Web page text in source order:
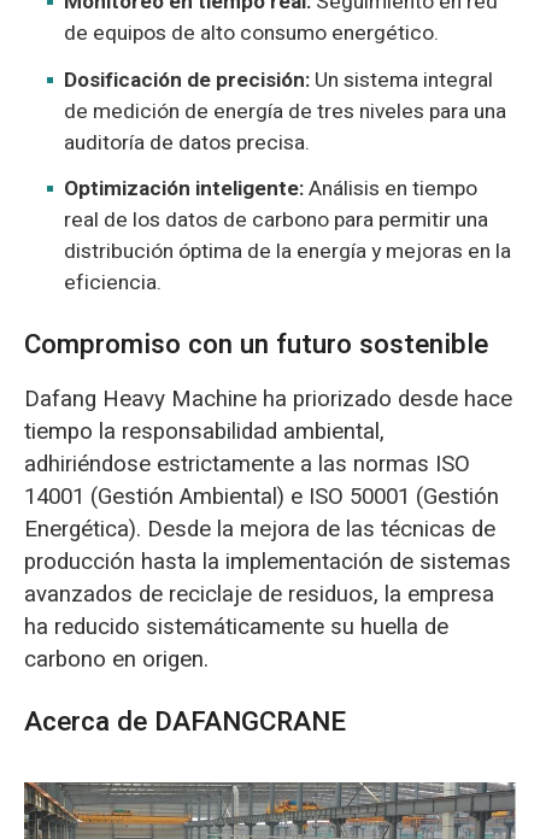
de equipos de alto consumo energético.
Dosificación de precisión: Un sistema integral
de medición de energía de tres niveles para una
auditoría de datos precisa.
Optimización inteligente:Análisis en tiempo
real de los datos de carbono para permitir una
distribución óptima de la energía y mejoras en la
eficiencia.
Compromiso con un futuro sostenible
Dafang Heavy Machine ha priorizado desde hace
tiempo la responsabilidad ambiental,
adhiriéndose estrictamente a las normas ISO
14001 (Gestión Ambiental) e ISO 50001 (Gestión
Energética). Desde la mejora de las técnicas de
producción hasta la implementación de sistemas
avanzados de reciclaje de residuos, la empresa
ha reducido sistemáticamente su huella de
carbono en origen.
Acerca de DAFANGCRANE